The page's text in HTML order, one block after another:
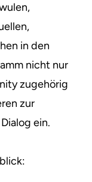
in den
nicht nur
zugehörig
zur
ein.